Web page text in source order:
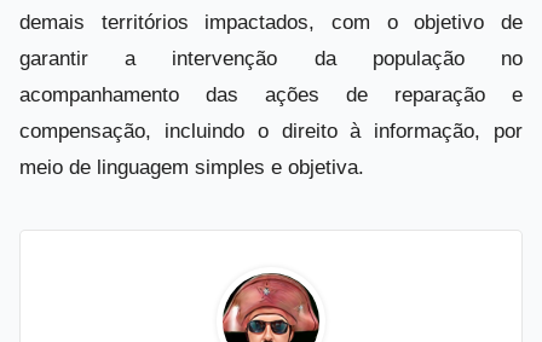
demais territórios impactados, com o objetivo de
garantir a intervenção da população no
acompanhamento das ações de reparação e
compensação, incluindo o direito à informação, por
meio de linguagem simples e objetiva.